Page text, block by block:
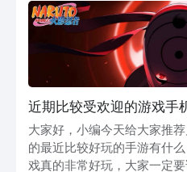
近期比较受欢迎的游戏手
玩的手游分享
大家好，小编今天给大家推
的最近比较好玩的手游有什
戏真的非常好玩，大家一定